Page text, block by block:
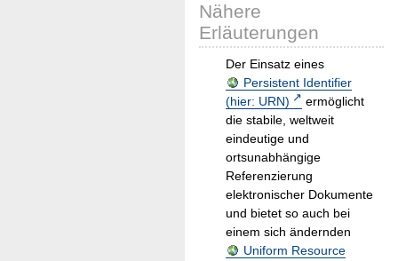
Nähere
Erläuterungen
Der Einsatz eines
Persistent Identifier
(hier: URN)
ermöglicht
die stabile, weltweit
eindeutige und
ortsunabhängige
Referenzierung
elektronischer Dokumente
und bietet so auch bei
einem sich ändernden
Uniform Resource